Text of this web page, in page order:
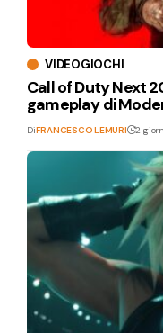
VIDEOGIOCHI
Call of Duty Next
gameplay di
DiFRANCESCO LEMURI 2